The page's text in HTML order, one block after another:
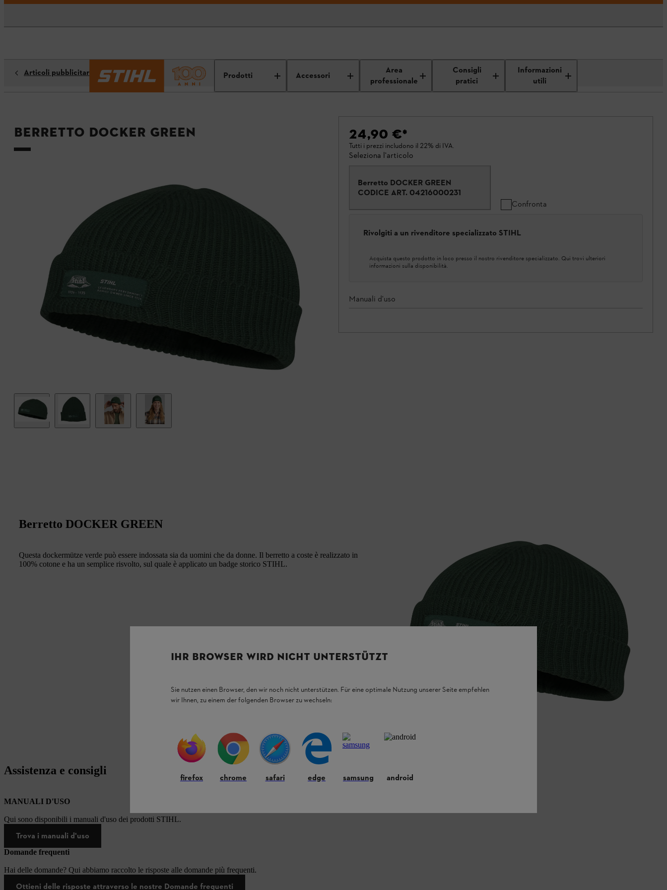
Prodotti Accessori
Area
professionale
Consigli
pratici
Informazioni
utili
Articoli pubblicitari
Berretto DOCKER GREEN 24,90 €*
Tutti i prezzi includono il 22% di IVA.
Seleziona l'articolo
Berretto DOCKER GREEN
CODICE ART. 04216000231
Confronta
Rivolgiti a un rivenditore specializzato STIHL
Acquista questo prodotto in loco presso il nostro rivenditore specializzato. Qui trovi ulteriori
informazioni sulla disponibilità.
Manuali d'uso
Berretto DOCKER GREEN
Questa dockermütze verde può essere indossata sia da uomini che da donne. Il berretto a coste è realizzato in
100% cotone e ha un semplice risvolto, sul quale è applicato un badge storico STIHL.
Assistenza e consigli
MANUALI D'USO
Qui sono disponibili i manuali d'uso dei prodotti STIHL.
Trova i manuali d'uso
Domande frequenti
Hai delle domande? Qui abbiamo raccolto le risposte alle domande più frequenti.
Ottieni delle risposte attraverso le nostre Domande frequenti
IHR BROWSER WIRD NICHT UNTERSTÜTZT
Sie nutzen einen Browser, den wir noch nicht unterstützen. Für eine optimale Nutzung unserer Seite empfehlen
wir Ihnen, zu einem der folgenden Browser zu wechseln:
firefox chrome safari edge samsung android